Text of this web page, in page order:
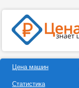
Цена машин
Статистика